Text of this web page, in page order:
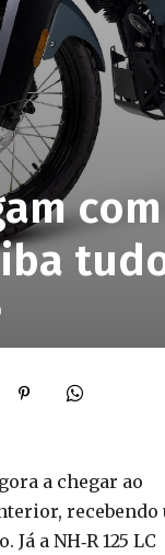
a chegar ao
recebendo
a NH‑R 125 LC